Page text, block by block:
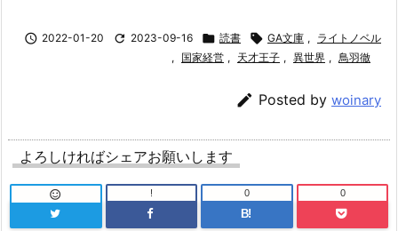
 2022-01-20  2023-09-16  読書  GA文庫 , ライトノベル
, 国家経営 , 天才王子 , 異世界 , 鳥羽徹
 Posted by woinary
よろしければシェアお願いします
 !
B!
0 0